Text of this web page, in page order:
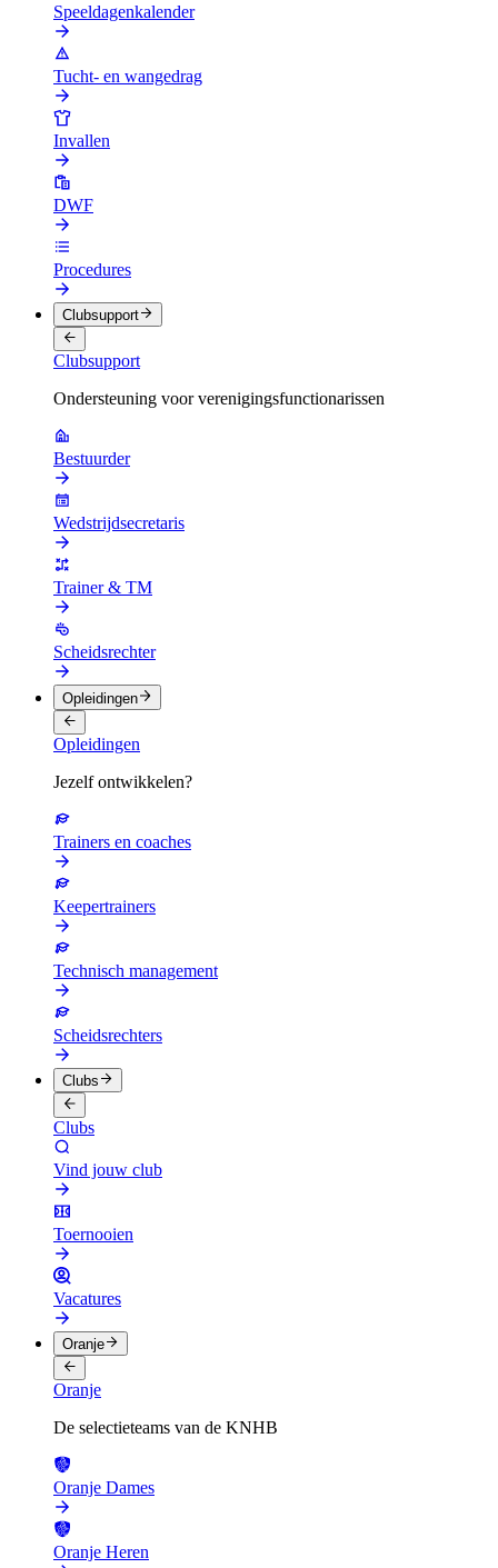
Speeldagenkalender
Tucht- en wangedrag
Invallen
DWF
Procedures
Clubsupport
Clubsupport
Ondersteuning voor verenigingsfunctionarissen
Bestuurder
Wedstrijdsecretaris
Trainer & TM
Scheidsrechter
Opleidingen
Opleidingen
Jezelf ontwikkelen?
Trainers en coaches
Keepertrainers
Technisch management
Scheidsrechters
Clubs
Clubs
Vind jouw club
Toernooien
Vacatures
Oranje
Oranje
De selectieteams van de KNHB
Oranje Dames
Oranje Heren